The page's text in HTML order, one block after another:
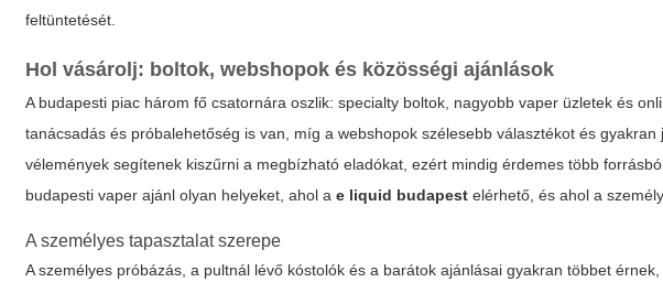
feltüntetését.
Hol vásárolj: boltok, webshopok és közösségi ajánlások
A budapesti piac három fő csatornára oszlik: specialty boltok, nagyobb vaper üzletek és
tanácsadás és próbalehetőség is van, míg a webshopok szélesebb választékot és
vélemények segítenek kiszűrni a megbízható eladókat, ezért mindig érdemes több
budapesti vaper ajánl olyan helyeket, ahol ae liquid budapest elérhető, és ahol a
A személyes tapasztalat szerepe
A személyes próbázás, a pultnál lévő kóstolók és a barátok ajánlásai gyakran többet